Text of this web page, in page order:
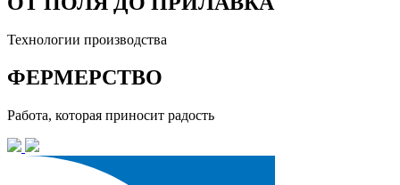
Технологии производства
ФЕРМЕРСТВО
Работа, которая приносит радость